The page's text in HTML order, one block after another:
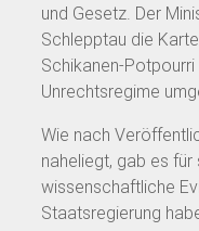
und Gesetz. Der
Schlepptau die
Schikanen-
Unrechtsregime
Wie nach
naheliegt, gab es
wissenschaftliche
Staatsregierung